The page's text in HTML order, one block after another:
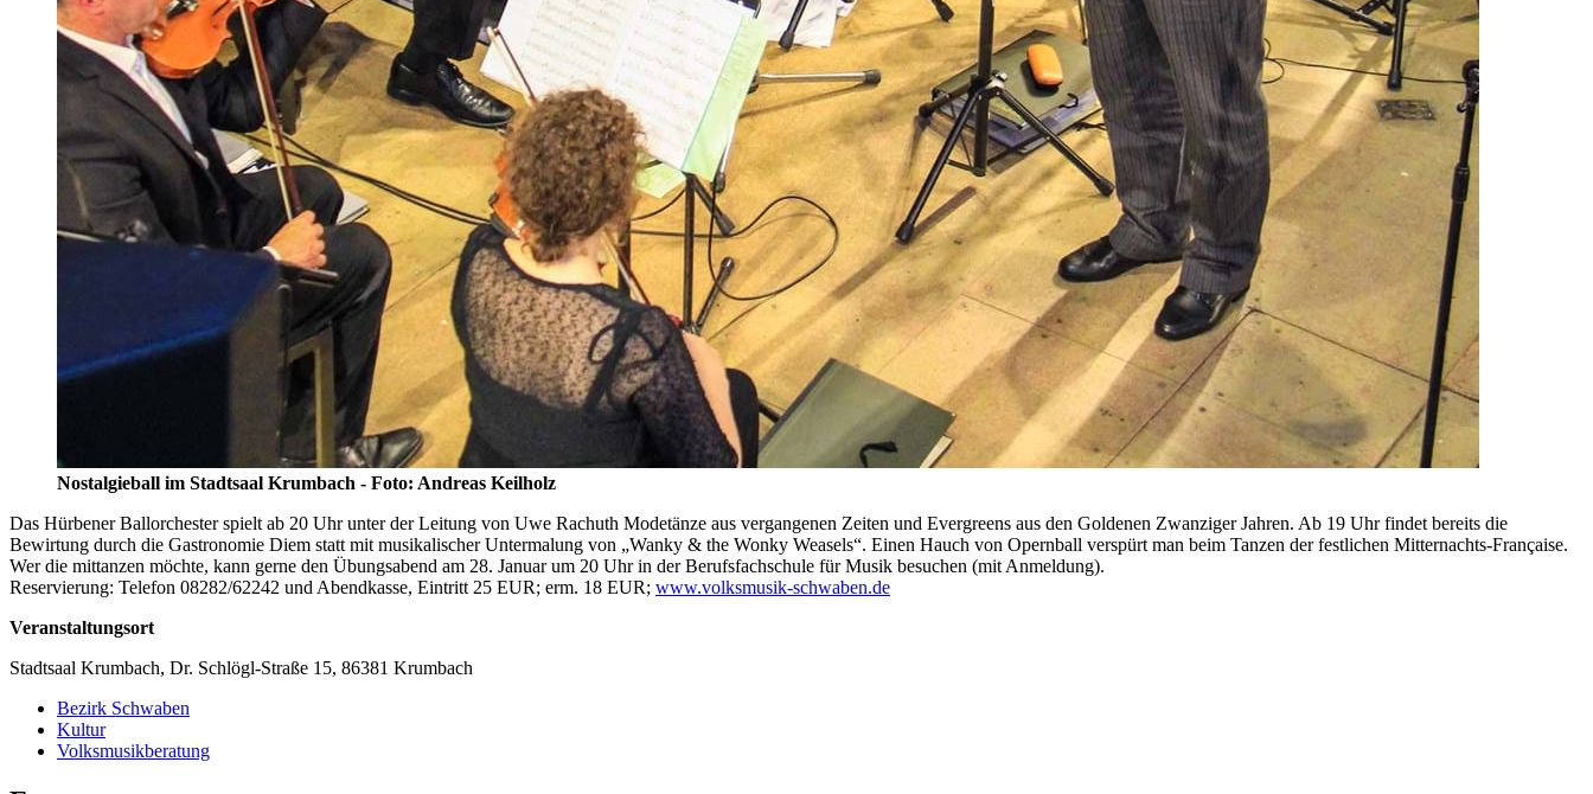
Nostalgieball im Stadtsaal Krumbach - Foto: Andreas Keilholz
Das Hürbener Ballorchester spielt ab 20 Uhr unter der Leitung von Uwe Rachuth Modetänze aus vergangenen Zeiten und Evergreens aus den Goldenen Zwanziger Jahren. Ab 19 Uhr findet bereits die
Bewirtung durch die Gastronomie Diem statt mit musikalischer Untermalung von „Wanky & the Wonky Weasels“. Einen Hauch von Opernball verspürt man beim Tanzen der festlichen Mitternachts-Française.
Wer die mittanzen möchte, kann gerne den Übungsabend am 28. Januar um 20 Uhr in der Berufsfachschule für Musik besuchen (mit Anmeldung).
Reservierung: Telefon 08282/62242 und Abendkasse, Eintritt 25 EUR; erm. 18 EUR; www.volksmusik-schwaben.de
Veranstaltungsort
Stadtsaal Krumbach, Dr. Schlögl-Straße 15, 86381 Krumbach
Bezirk Schwaben
Kultur
Volksmusikberatung